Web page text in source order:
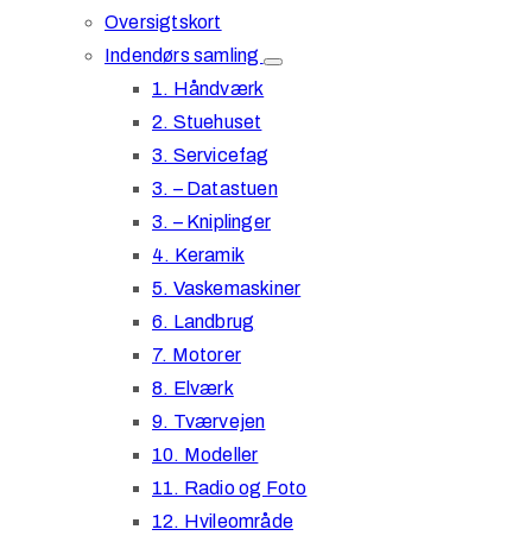
Oversigtskort
Indendørs samling
1. Håndværk
2. Stuehuset
3. Servicefag
3. – Datastuen
3. – Kniplinger
4. Keramik
5. Vaskemaskiner
6. Landbrug
7. Motorer
8. Elværk
9. Tværvejen
10. Modeller
11. Radio og Foto
12. Hvileområde